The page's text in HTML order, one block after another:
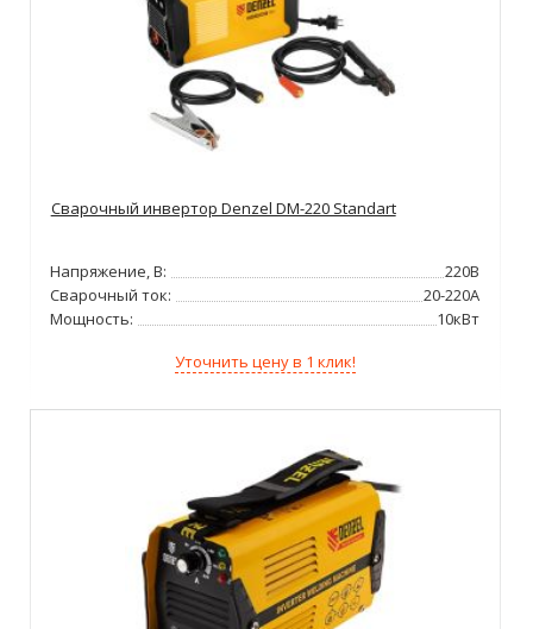
Сварочный инвертор Denzel DM-220 Standart
Напряжение, В:
220В
Сварочный ток:
20-220А
Мощность:
10кВт
Уточнить цену в 1 клик!